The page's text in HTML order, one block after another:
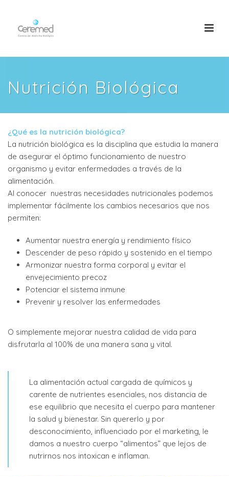
Nutrición Biológica
¿Qué es la nutrición biológica?
La nutrición biológica es la disciplina que estudia la manera
de asegurar el óptimo funcionamiento de nuestro
organismo y evitar enfermedades a través de la
alimentación.
Al conocer nuestras necesidades nutricionales podemos
implementar fácilmente los cambios necesarios que nos
permiten:
Aumentar nuestra energía y rendimiento físico
Descender de peso rápido y sostenido en el tiempo
Armonizar nuestra forma corporal y evitar el
envejecimiento precoz
Potenciar el sistema inmune
Prevenir y resolver las enfermedades
O simplemente mejorar nuestra calidad de vida para
disfrutarla al 100% de una manera sana y vital.
La alimentación actual cargada de químicos y
carente de nutrientes esenciales, nos distancia de
ese equilibrio que necesita el cuerpo para mantener
la salud y bienestar. Sin quererlo y por
desconocimiento, influenciado por el marketing, le
damos a nuestro cuerpo “alimentos” que lejos de
nutrirnos nos intoxican e inflaman.